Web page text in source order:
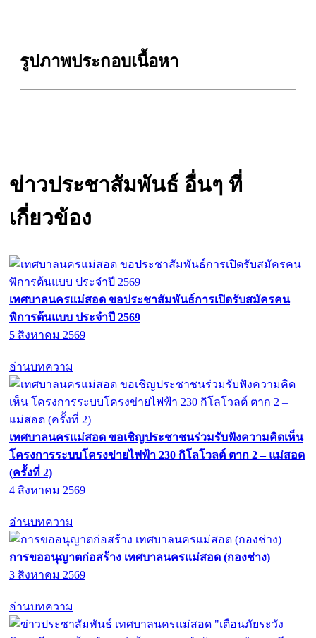
รูปภาพประกอบเนื้อหา
ข่าวประชาสัมพันธ์ อื่นๆ ที่
เกี่ยวข้อง
เทศบาลนครแม่สอด ขอประชาสัมพันธ์การเปิดรับสมัครคน
พิการต้นแบบ ประจำปี 2569
5 สิงหาคม 2569
อ่านบทความ
เทศบาลนครแม่สอด ขอเชิญประชาชนร่วมรับฟังความคิดเห็น
โครงการระบบโครงข่ายไฟฟ้า 230 กิโลโวลต์ ตาก 2 – แม่สอด
(ครั้งที่ 2)
4 สิงหาคม 2569
อ่านบทความ
การขออนุญาตก่อสร้าง เทศบาลนครแม่สอด (กองช่าง)
3 สิงหาคม 2569
อ่านบทความ